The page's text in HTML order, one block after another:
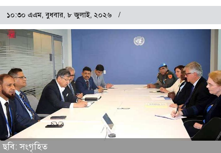
১০:৩০ এএম, বুধবার, ৮ জুলাই, ২০২৬
ছবি: সংগৃহিত